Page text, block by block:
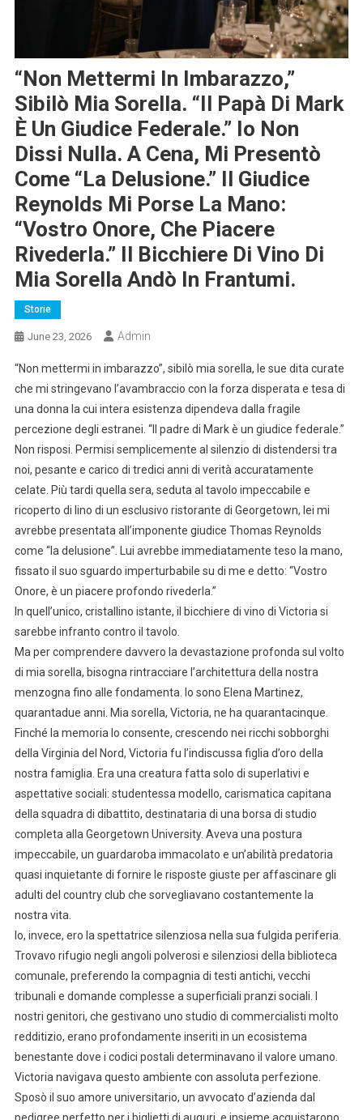
“Non Mettermi In Imbarazzo,”
Sibilò Mia Sorella. “Il Papà Di Mark
È Un Giudice Federale.” Io Non
Dissi Nulla. A Cena, Mi Presentò
Come “la Delusione.” Il Giudice
Reynolds Mi Porse La Mano:
“Vostro Onore, Che Piacere
Rivederla.” Il Bicchiere Di Vino Di
Mia Sorella Andò In Frantumi.
Storie
June 23, 2026 Admin
“Non mettermi in imbarazzo”, sibilò mia sorella, le sue dita curate
che mi stringevano l’avambraccio con la forza disperata e tesa di
una donna la cui intera esistenza dipendeva dalla fragile
percezione degli estranei. “Il padre di Mark è un giudice federale.”
Non risposi. Permisi semplicemente al silenzio di distendersi tra
noi, pesante e carico di tredici anni di verità accuratamente
celate. Più tardi quella sera, seduta al tavolo impeccabile e
ricoperto di lino di un esclusivo ristorante di Georgetown, lei mi
avrebbe presentata all’imponente giudice Thomas Reynolds
come “la delusione”. Lui avrebbe immediatamente teso la mano,
fissato il suo sguardo imperturbabile su di me e detto: “Vostro
Onore, è un piacere profondo rivederla.”
In quell’unico, cristallino istante, il bicchiere di vino di Victoria si
sarebbe infranto contro il tavolo.
Ma per comprendere davvero la devastazione profonda sul volto
di mia sorella, bisogna rintracciare l’architettura della nostra
menzogna fino alle fondamenta. Io sono Elena Martinez,
quarantadue anni. Mia sorella, Victoria, ne ha quarantacinque.
Finché la memoria lo consente, crescendo nei ricchi sobborghi
della Virginia del Nord, Victoria fu l’indiscussa figlia d’oro della
nostra famiglia. Era una creatura fatta solo di superlativi e
aspettative sociali: studentessa modello, carismatica capitana
della squadra di dibattito, destinataria di una borsa di studio
completa alla Georgetown University. Aveva una postura
impeccabile, un guardaroba immacolato e un’abilità predatoria
quasi inquietante di fornire le risposte giuste per affascinare gli
adulti del country club che sorvegliavano costantemente la
nostra vita.
Io, invece, ero la spettatrice silenziosa nella sua fulgida periferia.
Trovavo rifugio negli angoli polverosi e silenziosi della biblioteca
comunale, preferendo la compagnia di testi antichi, vecchi
tribunali e domande complesse a superficiali pranzi sociali. I
nostri genitori, che gestivano uno studio di commercialisti molto
redditizio, erano profondamente inseriti in un ecosistema
benestante dove i codici postali determinavano il valore umano.
Victoria navigava questo ambiente con assoluta perfezione.
Sposò il suo amore universitario, un avvocato d’azienda dal